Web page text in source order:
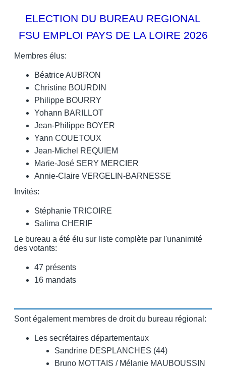
ELECTION DU BUREAU REGIONAL
FSU EMPLOI PAYS DE LA LOIRE 2026
Membres élus:
Béatrice AUBRON
Christine BOURDIN
Philippe BOURRY
Yohann BARILLOT
Jean-Philippe BOYER
Yann COUETOUX
Jean-Michel REQUIEM
Marie-José SERY MERCIER
Annie-Claire VERGELIN-BARNESSE
Invités:
Stéphanie TRICOIRE
Salima CHERIF
Le bureau a été élu sur liste complète par l'unanimité
des votants:
47 présents
16 mandats
Sont également membres de droit du bureau régional:
Les secrétaires départementaux
Sandrine DESPLANCHES (44)
Bruno MOTTAIS / Mélanie MAUBOUSSIN